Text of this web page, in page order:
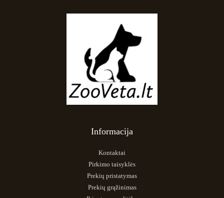
Informacija
Kontaktai
Pirkimo taisyklės
Prekių pristatymas
Prekių grąžinimas